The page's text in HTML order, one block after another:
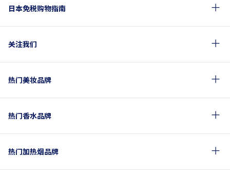
日本免税购物指南
关注我们
热门美妆品牌
热门香水品牌
热门加热烟品牌